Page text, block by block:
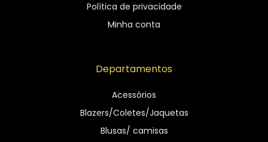
Política de privacidade
Minha conta
Departamentos
Acessórios
Blazers/Coletes/Jaquetas
Blusas/ camisas